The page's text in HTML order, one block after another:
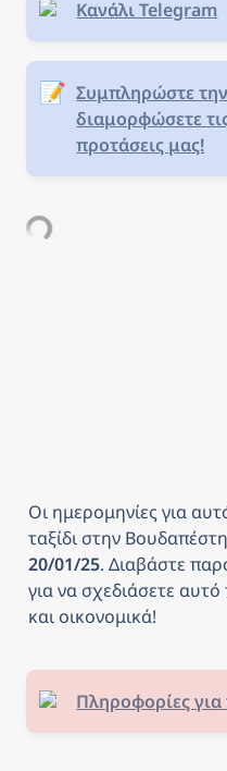
Κανάλι Telegram
📝 Συμπληρώστε
διαμορφώσετε
προτάσεις μας!
Οι ημερομηνίες για
ταξίδι στην Βουδαπέστη
20/01/25. Διαβάστε
για να σχεδιάσετε
και οικονομικά!
Πληροφορίες